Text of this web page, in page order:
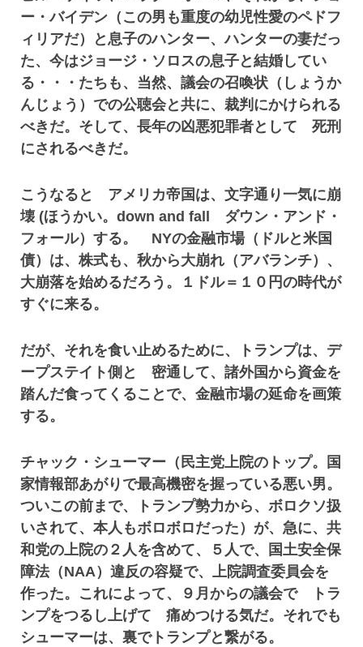
ー・バイデン（この男も重度の幼児性愛のペドフ
ィリアだ）と息子のハンター、ハンターの妻だっ
た、今はジョージ・ソロスの息子と結婚してい
る・・・たちも、当然、議会の召喚状（しょうか
んじょう）での公聴会と共に、裁判にかけられる
べきだ。そして、長年の凶悪犯罪者として 死刑
にされるべきだ。
こうなると アメリカ帝国は、文字通り一気に崩
壊 (ほうかい。down and fall ダウン・アンド・
フォール）する。 NYの金融市場（ドルと米国
債）は、株式も、秋から大崩れ（アバランチ）、
大崩落を始めるだろう。１ドル＝１０円の時代が
すぐに来る。
だが、それを食い止めるために、トランプは、デ
ープステイト側と 密通して、諸外国から資金を
踏んだ食ってくることで、金融市場の延命を画策
する。
チャック・シューマー（民主党上院のトップ。国
家情報部あがりで最高機密を握っている悪い男。
ついこの前まで、トランプ勢力から、ボロクソ扱
いされて、本人もボロボロだった）が、急に、共
和党の上院の２人を含めて、５人で、国土安全保
障法（NAA）違反の容疑で、上院調査委員会を
作った。これによって、９月からの議会で トラ
ンプをつるし上げて 痛めつける気だ。それでも
シューマーは、裏でトランプと繋がる。